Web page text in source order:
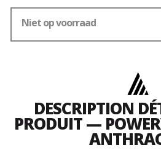
Niet op voorraad
DESCRIPTION
PRODUIT —